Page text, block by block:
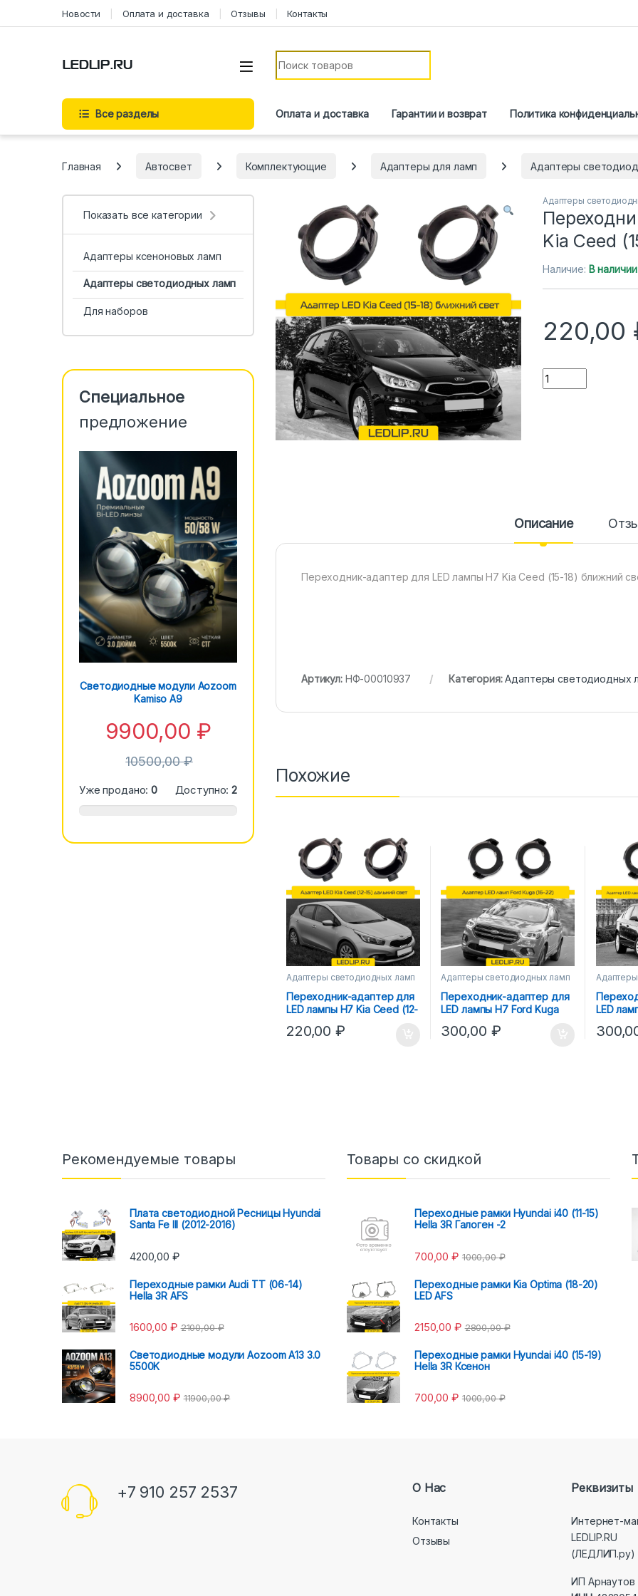
Перейти к содержимому
Новости Оплата и доставка Отзывы Контакты
Искать:
Все разделы Оплата и доставка Гарантии и возврат Политика
Главная Автосвет Комплектующие Адаптеры для ламп Адаптеры
Адаптеры
Kia Ceed
Наличие: В наличии
220,00
Количество
Описание
Переходник-адаптер для LED лампы H7 Kia Ceed (15-18) ближний
Артикул: НФ-00010937 Категория:Адаптеры светодиодных
Похожие
Адаптеры светодиодных ламп
Переходник-адаптер для
LED лампы H7 Kia Ceed (12-
15) дальний свет
220,00₽
Адаптеры светодиодных ламп
Переходник-адаптер для
LED лампы H7 Ford Kuga
300,00 ₽
LED
Показать все категории
Адаптеры ксеноновых ламп
Адаптеры светодиодных ламп
Для наборов
Специальное
предложение
Светодиодные модули Aozoom
Kamiso A9
9900,00 ₽
10500,00₽
Уже продано:0 Доступно:2
Рекомендуемые товары
Плата светодиодной Ресницы Hyundai
Santa Fe III (2012-2016)
4200,00 ₽
Переходные рамки Audi TT (06-14)
Hella 3R AFS
1600,00 ₽ 2100,00₽
Светодиодные модули Aozoom A13 3.0
5500K
8900,00 ₽ 11900,00₽
Товары со скидкой
Переходные рамки Hyundai i40 (11-15)
Hella 3R Галоген -2
700,00₽ 1000,00₽
Переходные рамки Kia Optima (18-20)
LED AFS
2150,00 ₽ 2800,00₽
Переходные рамки Hyundai i40 (15-19)
Hella 3R Ксенон
700,00₽ 1000,00₽
+7 910 257 2537 О Нас
Контакты
Отзывы
Реквизиты
Интернет-
LEDLIP.RU
(ЛЕДЛИП.ру)
ИП Арнаутов